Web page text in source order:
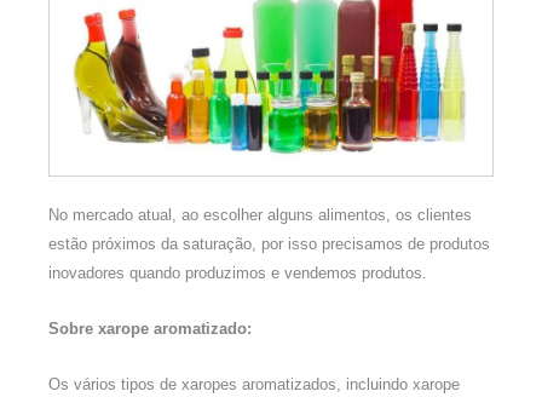
No mercado atual, ao escolher alguns alimentos, os clientes
estão próximos da saturação, por isso precisamos de produtos
inovadores quando produzimos e vendemos produtos.
Sobre xarope aromatizado:
Os vários tipos de xaropes aromatizados, incluindo xarope